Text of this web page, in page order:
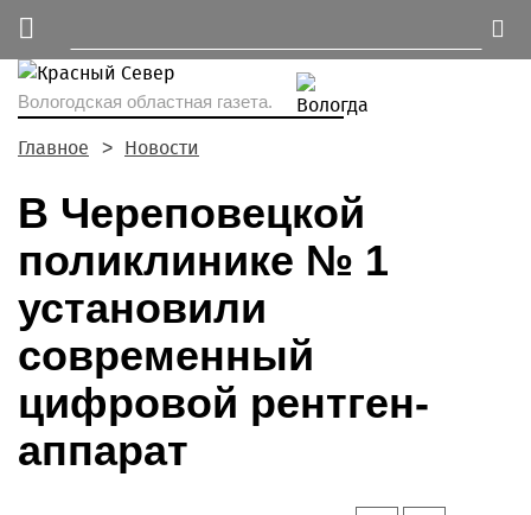
Вологодская областная газета.
Главное Новости
В Череповецкой
поликлинике № 1
установили
современный
цифровой рентген-
аппарат